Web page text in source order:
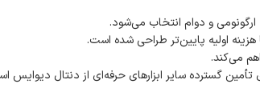
و دوام انتخاب می‌شود.
اولیه پایین‌تر طراحی شده است.
می‌کند.
گسترده سایر ابزارهای حرفه‌ای از دنتال